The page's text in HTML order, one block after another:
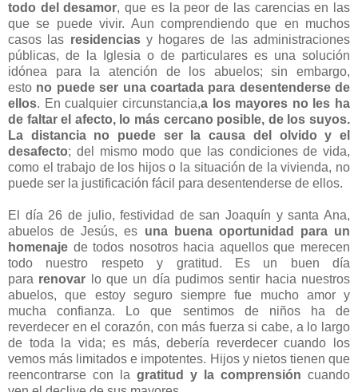
todo del desamor, que es la peor de las carencias en las
que se puede vivir. Aun comprendiendo que en muchos
casos las residenciasy hogares de las administraciones
públicas, de la Iglesia o de particulares es una solución
idónea para la atención de los abuelos; sin embargo,
esto no puede ser una coartada para desentenderse de
ellos. En cualquier circunstancia,a los mayores no les ha
de faltar el afecto, lo más cercano posible, de los suyos.
La distancia no puede ser la causa del olvido y el
desafecto; del mismo modo que las condiciones de vida,
como el trabajo de los hijos o la situación de la vivienda, no
puede ser la justificación fácil para desentenderse de ellos.
El día 26 de julio, festividad de san Joaquín y santa Ana,
abuelos de Jesús, es una buena oportunidad para un
homenaje de todos nosotros hacia aquellos que merecen
todo nuestro respeto y gratitud. Es un buen día
para renovar lo que un día pudimos sentir hacia nuestros
abuelos, que estoy seguro siempre fue mucho amor y
mucha confianza. Lo que sentimos de niños ha de
reverdecer en el corazón, con más fuerza si cabe, a lo largo
de toda la vida; es más, debería reverdecer cuando los
vemos más limitados e impotentes. Hijos y nietos tienen que
reencontrarse con la gratitud y la comprensión cuando